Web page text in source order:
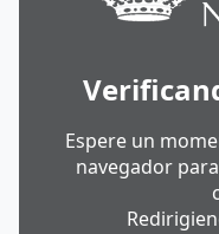
Espere un
navegador